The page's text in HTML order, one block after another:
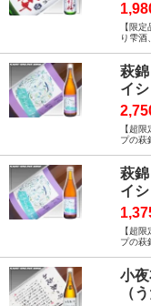
【限
り雫酒
萩
イ
【超
プの萩
萩
イ
【超
プの萩
小
（